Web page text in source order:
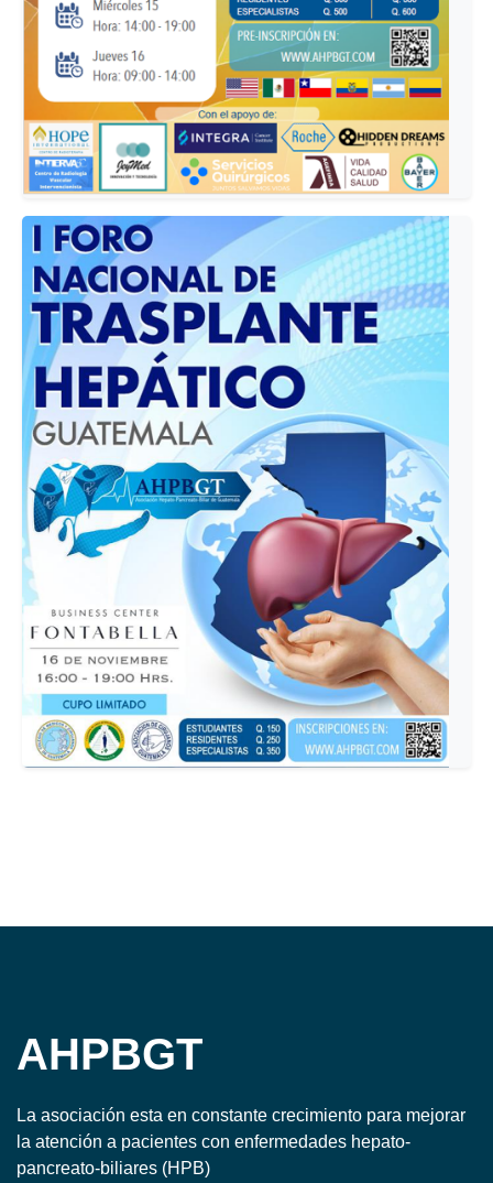
AHPBGT
La asociación esta en constante crecimiento para mejorar
la atención a pacientes con enfermedades hepato-
pancreato-biliares (HPB)